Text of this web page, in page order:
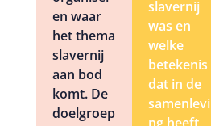
en waar
het thema
slavernij
aan bod
komt. De
doelgroep
slavernij
was en
welke
betekenis
dat in de
samenlevi